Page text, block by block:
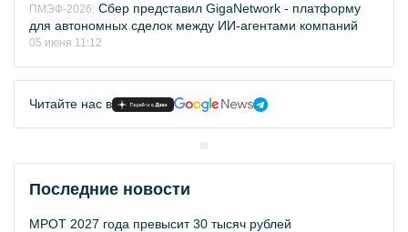
ПМЭФ-2026: Сбер представил GigaNetwork - платформу
для автономных сделок между ИИ-агентами компаний
05 июня 11:12
Читайте нас в
Последние новости
МРОТ 2027 года превысит 30 тысяч рублей